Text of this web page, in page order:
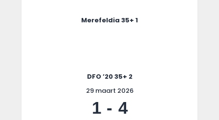
Merefeldia 35+ 1
DFO ’20 35+ 2
29 maart 2026
1- 4